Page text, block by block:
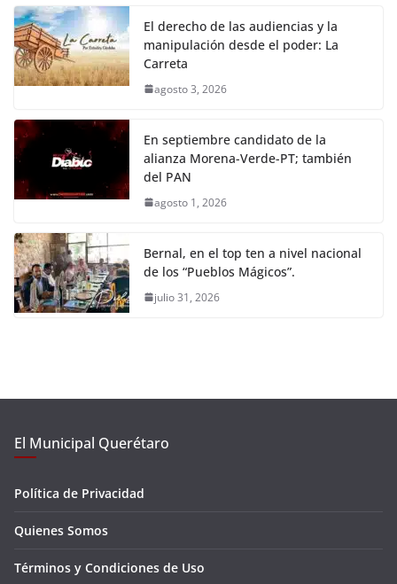
El derecho de las audiencias y la
manipulación desde el poder: La
Carreta
agosto 3, 2026
En septiembre candidato de la
alianza Morena-Verde-PT; también
del PAN
agosto 1, 2026
Bernal, en el top ten a nivel nacional
de los “Pueblos Mágicos”.
julio 31, 2026
El Municipal Querétaro
Política de Privacidad
Quienes Somos
Términos y Condiciones de Uso